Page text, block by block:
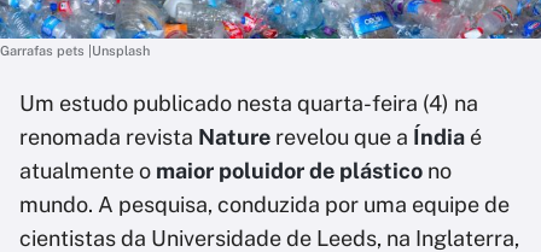
Garrafas pets |Unsplash
Um estudo publicado nesta quarta-feira (4) na
renomada revista Nature revelou que a Índia é
atualmente o maior poluidor de plástico no
mundo. A pesquisa, conduzida por uma equipe de
cientistas da Universidade de Leeds, na Inglaterra,